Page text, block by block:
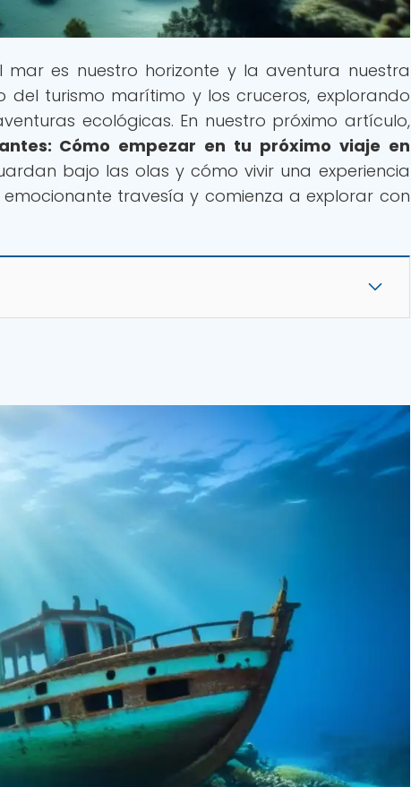
mar es nuestro horizonte y la aventura nuestra
del turismo marítimo y los cruceros, explorando
ecológicas. En nuestro próximo artículo,
Cómo empezar en tu próximo viaje en
bajo las olas y cómo vivir una experiencia
travesía y comienza a explorar con